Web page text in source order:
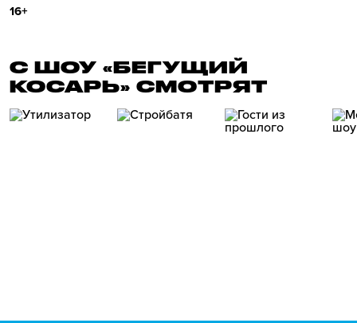
16+
С ШОУ «БЕГУЩИЙ
КОСАРЬ» СМОТРЯТ